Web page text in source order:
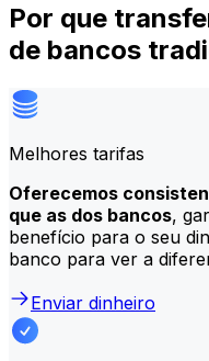
Por que
de bancos
Melhores tarifas
Oferecemos
que as dos bancos,
benefício para o seu
banco para ver a
Enviar dinheiro